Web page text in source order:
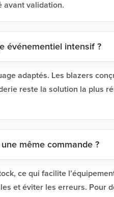
avant validation.
événementiel intensif ?
adaptés. Les blazers
reste la solution la plus
même commande ?
ce qui facilite
et éviter les erreurs. Pour